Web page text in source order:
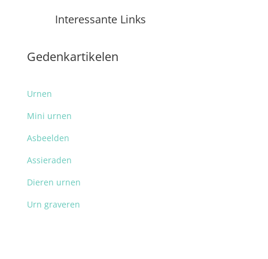
Interessante Links
Gedenkartikelen
Urnen
Mini urnen
Asbeelden
Assieraden
Dieren urnen
Urn graveren